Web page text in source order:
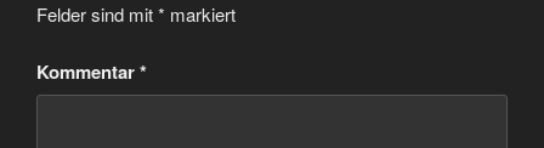
Felder sind mit* markiert
Kommentar*